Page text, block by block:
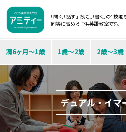
「聞く」「話す」「読む」「書く」の4技能
同等に高める子供英語教室です。
満6ヶ月～1歳 1歳～2歳 2歳～3歳
デュアル・イマ